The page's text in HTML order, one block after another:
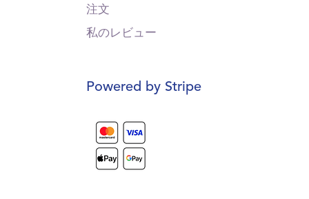
注文
私のレビュー
Powered by Stripe